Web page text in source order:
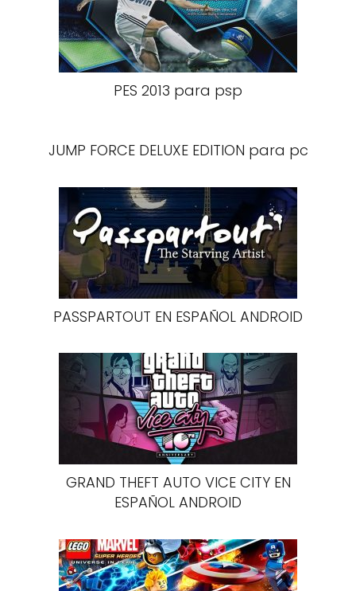
PES 2013 para psp
JUMP FORCE DELUXE EDITION para pc
PASSPARTOUT EN ESPAÑOL ANDROID
GRAND THEFT AUTO VICE CITY EN
ESPAÑOL ANDROID